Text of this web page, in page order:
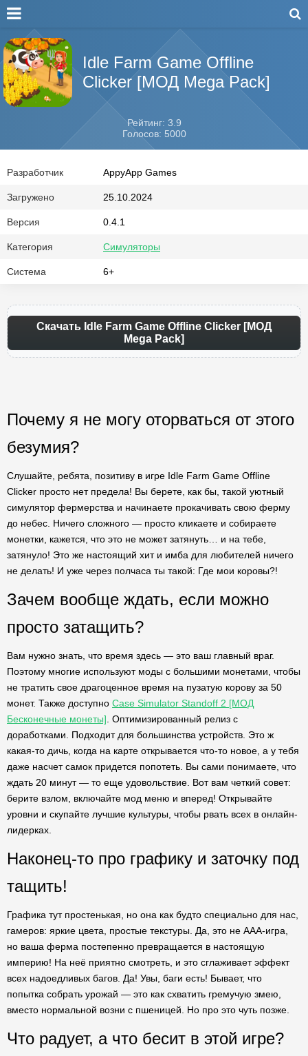
Idle Farm Game Offline
Clicker [МОД Mega Pack]
Рейтинг: 3.9
Голосов: 5000
Разработчик AppyApp Games
Загружено 25.10.2024
Версия 0.4.1
Категория Симуляторы
Система 6+
Скачать Idle Farm Game Offline Clicker [МОД
Mega Pack]
Почему я не могу оторваться от этого
безумия?
Слушайте, ребята, позитиву в игре Idle Farm Game Offline
Clicker просто нет предела! Вы берете, как бы, такой уютный
симулятор фермерства и начинаете прокачивать свою ферму
до небес. Ничего сложного — просто кликаете и собираете
монетки, кажется, что это не может затянуть… и на тебе,
затянуло! Это же настоящий хит и имба для любителей ничего
не делать! И уже через полчаса ты такой: Где мои коровы?!
Зачем вообще ждать, если можно
просто затащить?
Вам нужно знать, что время здесь — это ваш главный враг.
Поэтому многие используют моды с большими монетами, чтобы
не тратить свое драгоценное время на пузатую корову за 50
монет. Также доступно Case Simulator Standoff 2 [МОД
Бесконечные монеты] . Оптимизированный релиз с
доработками. Подходит для большинства устройств. Это ж
какая-то дичь, когда на карте открывается что-то новое, а у тебя
даже насчет самок придется попотеть. Вы сами понимаете, что
ждать 20 минут — то еще удовольствие. Вот вам четкий совет:
берите взлом, включайте мод меню и вперед! Открывайте
уровни и скупайте лучшие культуры, чтобы рвать всех в онлайн-
лидерках.
Наконец-то про графику и заточку под
тащить!
Графика тут простенькая, но она как будто специально для нас,
гамеров: яркие цвета, простые текстуры. Да, это не AAA-игра,
но ваша ферма постепенно превращается в настоящую
империю! На неё приятно смотреть, и это сглаживает эффект
всех надоедливых багов. Да! Увы, баги есть! Бывает, что
попытка собрать урожай — это как схватить гремучую змею,
вместо нормальной возни с пшеницей. Но про это чуть позже.
Что радует, а что бесит в этой игре?